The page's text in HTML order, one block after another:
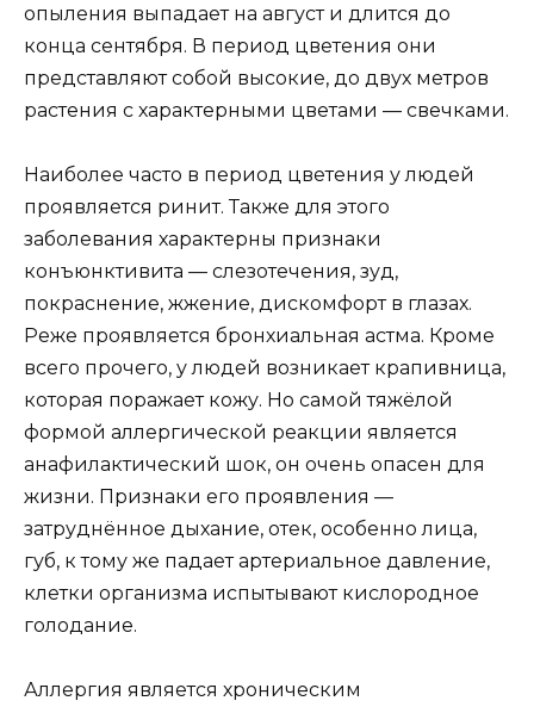
опыления выпадает на август и длится до
конца сентября. В период цветения они
представляют собой высокие, до двух метров
растения с характерными цветами — свечками.
Наиболее часто в период цветения у людей
проявляется ринит. Также для этого
заболевания характерны признаки
конъюнктивита — слезотечения, зуд,
покраснение, жжение, дискомфорт в глазах.
Реже проявляется бронхиальная астма. Кроме
всего прочего, у людей возникает крапивница,
которая поражает кожу. Но самой тяжёлой
формой аллергической реакции является
анафилактический шок, он очень опасен для
жизни. Признаки его проявления —
затруднённое дыхание, отек, особенно лица,
губ, к тому же падает артериальное давление,
клетки организма испытывают кислородное
голодание.
Аллергия является хроническим